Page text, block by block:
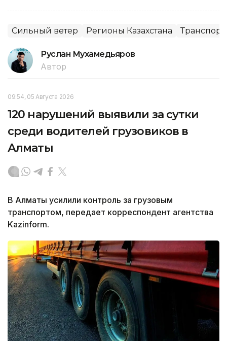
Сильный ветер Регионы Казахстана Транспорт
Руслан Мухамедьяров
Автор
09:54, 05 Августа 2026
120 нарушений выявили за сутки
среди водителей грузовиков в
Алматы
В Алматы усилили контроль за грузовым
транспортом, передает корреспондент агентства
Kazinform.